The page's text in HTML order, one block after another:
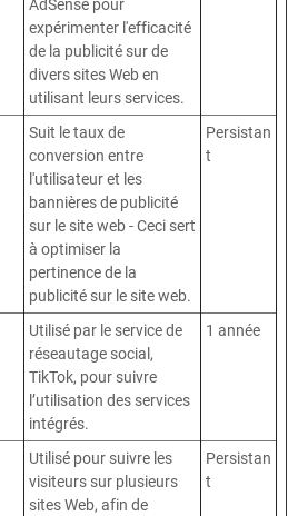
expérimenter l'efficacité
de la publicité sur de
divers sites Web en
utilisant leurs services.
Suit le taux de
conversion entre
l'utilisateur et les
bannières de publicité
sur le site web - Ceci sert
à optimiser la
pertinence de la
publicité sur le site web.
Persistan
t
Utilisé par le service de
réseautage social,
TikTok, pour suivre
l’utilisation des services
intégrés.
1 année
Utilisé pour suivre les
visiteurs sur plusieurs
sites Web, afin de
Persistan
t